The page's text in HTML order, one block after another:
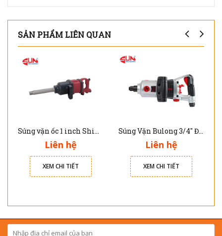
SẢN PHẨM LIÊN QUAN
Súng vặn ốc 1 inch Shinano SI-1888
Liên hệ
XEM CHI TIẾT
Súng Vặn Bulong 3/4'' Đầu Ngắn 515.3250
Liên hệ
XEM CHI TIẾT